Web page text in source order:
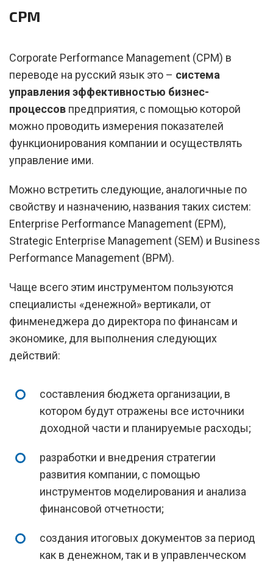
CPM
Corporate Performance Management (СРМ) в
переводе на русский язык это – система
управления эффективностью бизнес-
процессов предприятия, с помощью которой
можно проводить измерения показателей
функционирования компании и осуществлять
управление ими.
Можно встретить следующие, аналогичные по
свойству и назначению, названия таких систем:
Enterprise Performance Management (EPM),
Strategic Enterprise Management (SEM) и Business
Performance Management (BPM).
Чаще всего этим инструментом пользуются
специалисты «денежной» вертикали, от
финменеджера до директора по финансам и
экономике, для выполнения следующих
действий:
составления бюджета организации, в
котором будут отражены все источники
доходной части и планируемые расходы;
разработки и внедрения стратегии
развития компании, с помощью
инструментов моделирования и анализа
финансовой отчетности;
создания итоговых документов за период
как в денежном, так и в управленческом